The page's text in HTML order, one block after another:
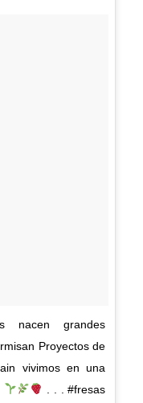
nacen grandes
Proyectos de
vivimos en una
. . . #fresas